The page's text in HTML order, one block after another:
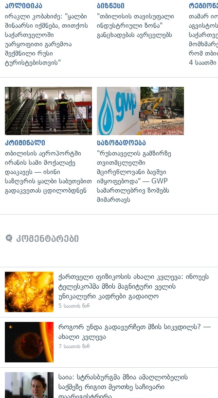
პოლიტიკა
ირაკლი კობახიძე: "ყალბი
შინაარსი იქმნება, თითქოს
საქართველოში
უარყოფითი გარემოა
შექმნილი რუსი
ტურისტებისთვის"
ბიზნესი
"თბილისის თავისუფალი
ინდუსტრიული ზონა"
განცხადებას ავრცელებს
თამარ
რომ
4
კრიმინალი
თბილისის აეროპორტში
ირანის სამი მოქალაქე
დააკავეს — ისინი
საზღვრის ყალბი საბუთებით
გადაკვეთას ცდილობდნენ
საზოგადოება
"რუსთაველის გამზირზე
თვითმცლელში
მცირეწლოვანი ბავშვი
იმყოფებოდა" — GWP
სამართლებრივ ზომებს
მიმართავს
კომენტარები
ქართველი ფიზიკოსის ახალი კვლევა: ინოუეს
ტელესკოპმა მზის მაგნიტური ველის
უნიკალური კადრები გადაიღო
5 საათის წინ
როგორ უნდა გადავურჩეთ მზის სიკვდილს? —
ახალი კვლევა
7 საათის წინ
საია: სტრასბურგმა მზია ამაღლობელის
საქმეზე რიგით მეოთხე საჩივარი